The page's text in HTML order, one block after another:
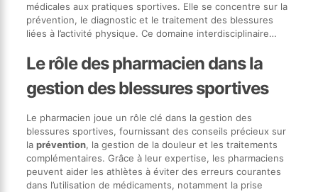
médicales aux pratiques sportives. Elle se concentre sur la
prévention, le diagnostic et le traitement des blessures
liées à l’activité physique. Ce domaine interdisciplinaire…
Le rôle des pharmacien dans la
gestion des blessures sportives
Le pharmacien joue un rôle clé dans la gestion des
blessures sportives, fournissant des conseils précieux sur
la prévention, la gestion de la douleur et les traitements
complémentaires. Grâce à leur expertise, les pharmaciens
peuvent aider les athlètes à éviter des erreurs courantes
dans l’utilisation de médicaments, notamment la prise